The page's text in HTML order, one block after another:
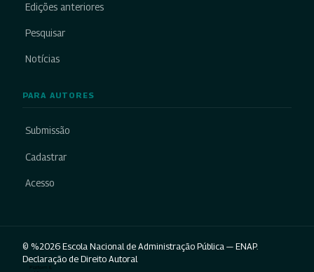
Edições anteriores
Pesquisar
Notícias
PARA AUTORES
Submissão
Cadastrar
Acesso
© %2026 Escola Nacional de Administração Pública — ENAP.
Declaração de Direito Autoral